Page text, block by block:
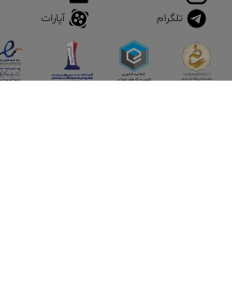
تلگرام
آپارات